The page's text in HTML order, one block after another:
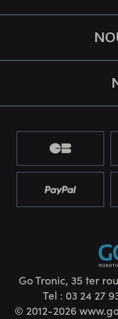
Go Tronic, 35 ter
Tel : 03 24 27
© 2012-2026